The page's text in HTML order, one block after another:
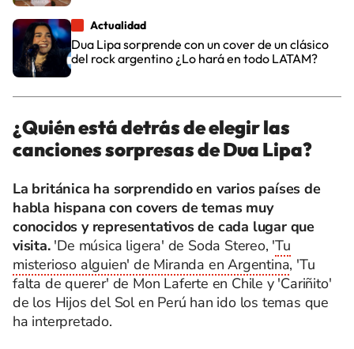
Actualidad
Dua Lipa sorprende con un cover de un clásico
del rock argentino ¿Lo hará en todo LATAM?
¿Quién está detrás de elegir las
canciones sorpresas de Dua Lipa?
La británica ha sorprendido en varios países de
habla hispana con covers de temas muy
conocidos y representativos de cada lugar que
visita.'De música ligera' de Soda Stereo, 'Tu
misterioso alguien' de Miranda en Argentina, 'Tu
falta de querer' de Mon Laferte en Chile y 'Cariñito'
de los Hijos del Sol en Perú han ido los temas que
ha interpretado.